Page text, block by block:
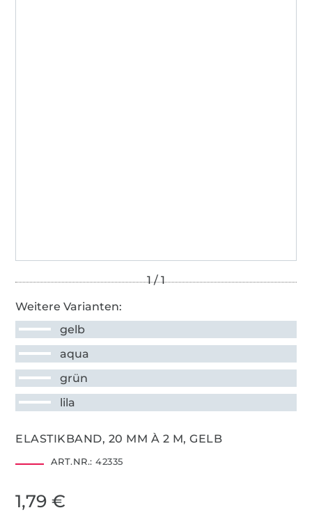
Weitere Varianten:
gelb
aqua
grün
lila
ELASTIKBAND, 20 MM À 2 M, GELB
ART.NR.: 42335
1,79 €